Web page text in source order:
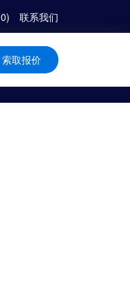
0) 联系我们
索取报价